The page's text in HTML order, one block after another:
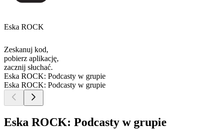
Eska ROCK
Zeskanuj kod,
pobierz aplikację,
zacznij słuchać.
Eska ROCK: Podcasty w grupie
Eska ROCK: Podcasty w grupie
Eska ROCK: Podcasty w grupie